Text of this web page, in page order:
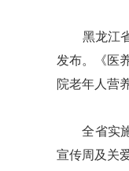
黑龙江省
发布。《医
院老年人营
全省实施
宣传周及关